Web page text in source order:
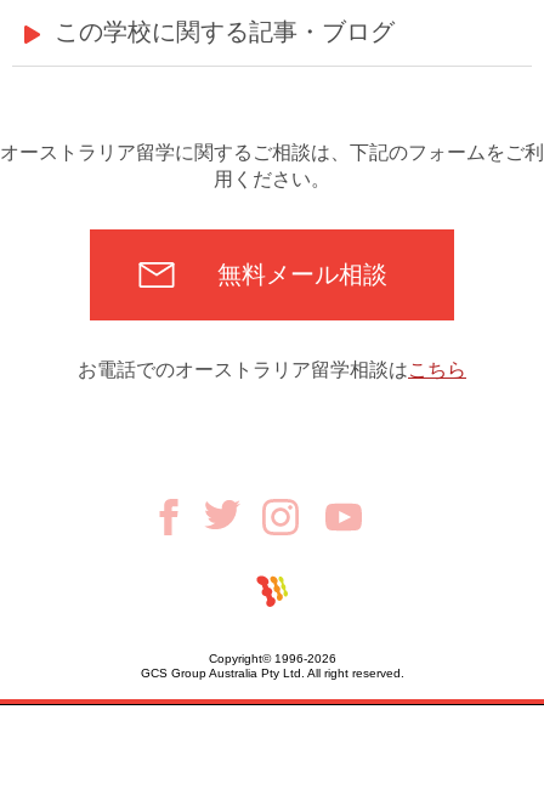
この学校に関する記事・ブログ
オーストラリア留学に関するご相談は、下記のフォームをご利
用ください。
無料メール相談
お電話でのオーストラリア留学相談はこちら
Copyright© 1996-2026
GCS Group Australia Pty Ltd. All right reserved.